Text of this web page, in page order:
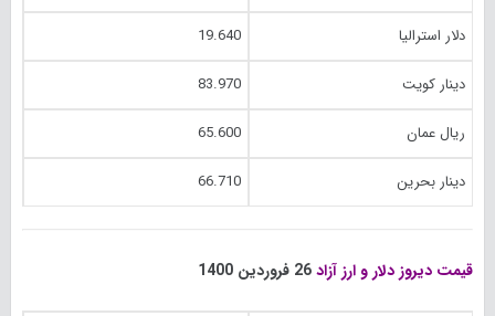
دلار استرالیا 19.640
دینار کویت 83.970
ریال عمان 65.600
دینار بحرین 66.710
قیمت دیروز دلار و ارز آزاد